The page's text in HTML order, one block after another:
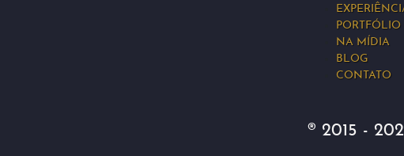
PORTFÓLIO
NA MÍDIA
BLOG
CONTATO
® 2015 -